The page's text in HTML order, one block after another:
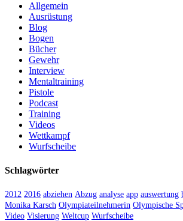
Allgemein
Ausrüstung
Blog
Bogen
Bücher
Gewehr
Interview
Mentaltraining
Pistole
Podcast
Training
Videos
Wettkampf
Wurfscheibe
Schlagwörter
2012 2016 abziehen Abzug analyse app auswertung
Monika Karsch Olympiateilnehmerin Olympische
Video Visierung Weltcup Wurfscheibe